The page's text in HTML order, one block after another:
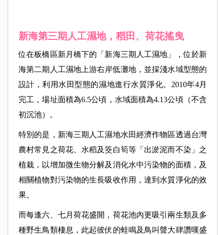
新海第三期人工濕地，稻田、荷花搖曳
位在板橋區新月橋下的「新海三期人工濕地」，位於新
海第二期人工濕地上游右岸低灘地，並採淺水域型態的
設計，利用水田型態的濕地進行水質淨化。2010年4月
完工，場址面積為6.5公頃，水域面積為4.13公頃（不含
初沉池）。
特別的是，新海三期人工濕地水田經濟作物區透過台灣
農村常見之荷花、水稻及筊白筍等「出淤泥而不染」之
植栽，以增加微生物分解及消化水中污染物的面積，及
相關植物對污染物的生長吸收作用，達到水質淨化的效
果。
而每逢六、七月荷花盛開，荷花池內更吸引兩生類及多
種野生鳥類棲息，此起彼伏的蛙鳴及鳥叫聲大肆讚嘆盛